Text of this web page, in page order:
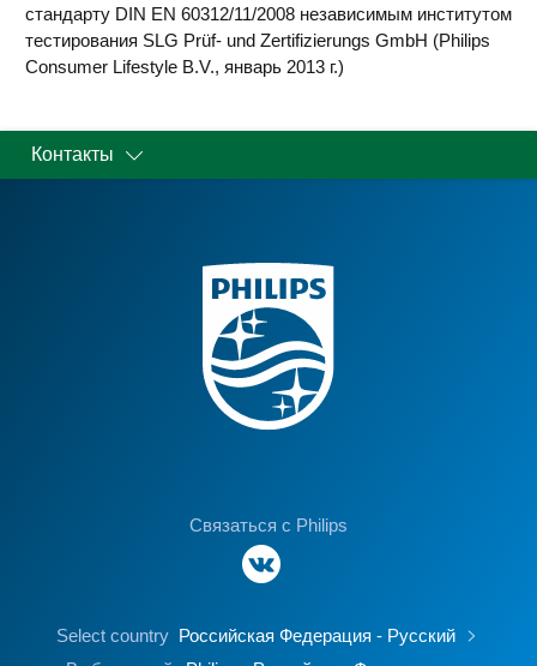
стандарту DIN EN 60312/11/2008 независимым институтом
тестирования SLG Prüf- und Zertifizierungs GmbH (Philips
Consumer Lifestyle B.V., январь 2013 г.)
Контакты
Связаться с Philips
Select country Российская Федерация - Русский